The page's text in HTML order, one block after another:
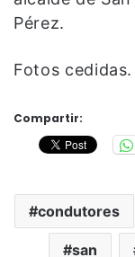
Pérez.
Fotos cedidas.
Compartir:
condutores
san